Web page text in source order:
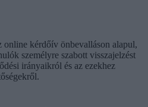
online kérdőív önbevalláson alapul,
személyre szabott visszajelzést
irányaikról és az ezekhez